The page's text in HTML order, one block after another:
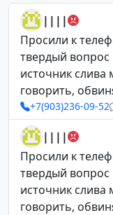
||||
Просили к
твердый вопрос
источник слива
говорить,
+7(903)236-09-52
||||
Просили к
твердый вопрос
источник слива
говорить,